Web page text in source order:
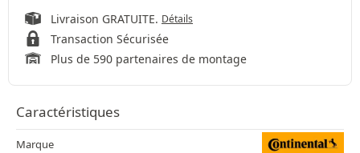
Livraison GRATUITE. Détails
Transaction Sécurisée
Plus de 590 partenaires de montage
Caractéristiques
Marque